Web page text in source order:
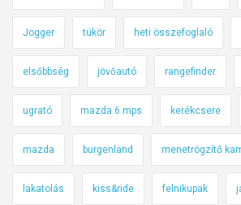
Jogger tükör heti összefoglaló
elsőbbség jövőautó rangefinder
ugrató mazda 6 mps kerékcsere
mazda burgenland menetrögzítő
lakatolás kiss&ride felnikupak